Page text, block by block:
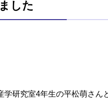
した
研究室4年生の平松萌さん